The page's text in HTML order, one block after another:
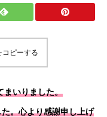
ピーする
まいりました。
。心より感謝申し上げ